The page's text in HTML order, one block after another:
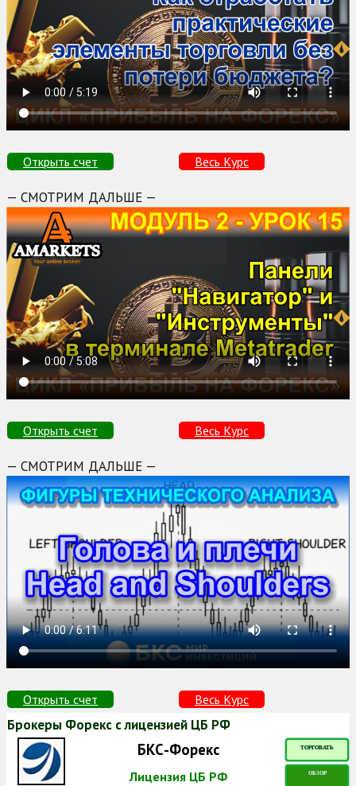
Открыть счет Весь Курс
— СМОТРИМ ДАЛЬШЕ —
Открыть счет Весь Курс
— СМОТРИМ ДАЛЬШЕ —
Открыть счет Весь Курс
Брокеры Форекс с лицензией ЦБ РФ
БКС-Форекс ТОРГОВАТЬ
Лицензия ЦБ РФ ОБЗОР